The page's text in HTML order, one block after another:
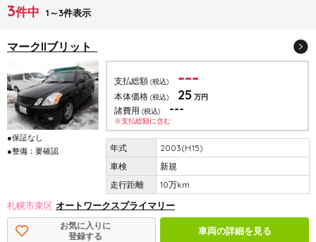
3件中 1～3件表示
マークIIブリット
●保証なし
●整備：要確認
支払総額 (税込) ---
本体価格 (税込) 25 万円
諸費用 (税込) ---
※支払総額に含む
2003(H.15)
新規
10万km
札幌市東区 オートワークスプライマリー
お気に入りに
登録する
車両の詳細を見る